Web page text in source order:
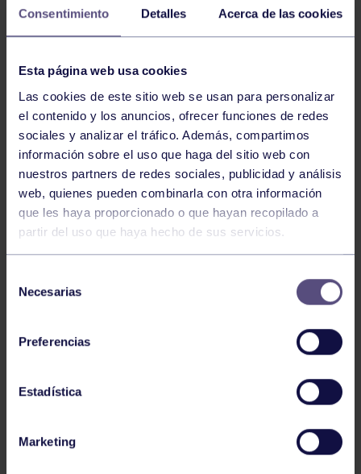
Consentimiento Detalles Acerca de las cookies
Esta página web usa cookies
Las cookies de este sitio web se usan para personalizar
el contenido y los anuncios, ofrecer funciones de redes
sociales y analizar el tráfico. Además, compartimos
información sobre el uso que haga del sitio web con
nuestros partners de redes sociales, publicidad y análisis
web, quienes pueden combinarla con otra información
que les haya proporcionado o que hayan recopilado a
partir del uso que haya hecho de sus servicios.
Necesarias
Preferencias
Estadística
Marketing
NOTICIAS RELACIONADAS
Balonmano 25 May 2026
LEO CARDELI, CONVOCADO CON
ESPAÑA
FINAL A4 JUVENIL